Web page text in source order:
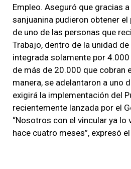
Empleo. Aseguró que gracias
sanjuanina pudieron obtener
de uno de las personas que
Trabajo, dentro de la unidad
integrada solamente por
de más de 20.000 que cobran
manera, se adelantaron a uno
exigirá la implementación del
recientemente lanzada por el
“Nosotros con el vincular ya lo
hace cuatro meses”, expresó